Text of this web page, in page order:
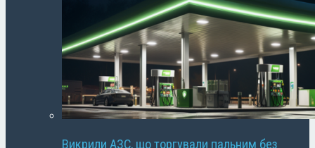
Викрили АЗС, що торгували пальним без